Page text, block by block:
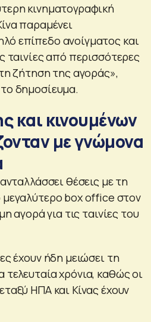
κινηματογραφική
παραμένει
επίπεδο ανοίγματος και
ταινίες από περισσότερες
ζήτηση της αγοράς»,
δημοσίευμα.
και κινουμένων
με γνώμονα
θέσεις με τη
μεγαλύτερο box office στον
αγορά για τις ταινίες του
έχουν ήδη μειώσει τη
χρόνια, καθώς οι
ΗΠΑ και Κίνας έχουν